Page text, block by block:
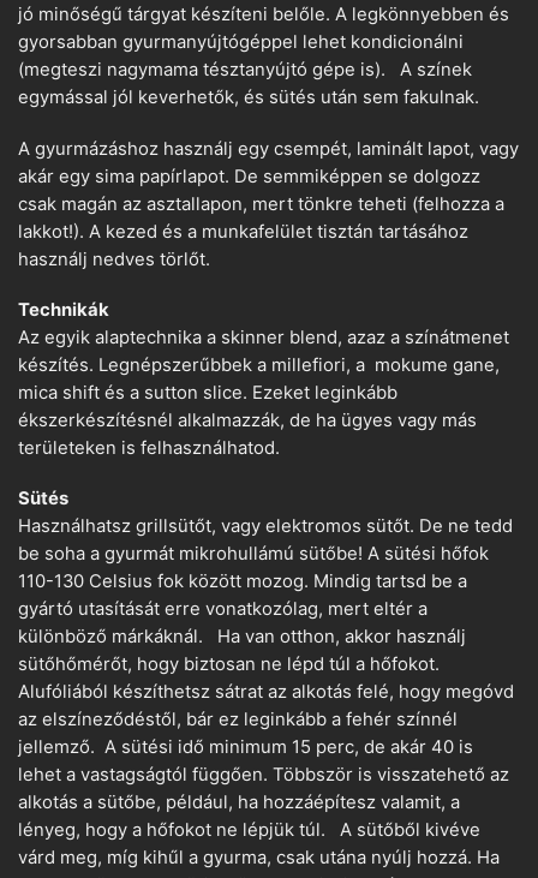
jó minőségű tárgyat készíteni belőle. A legkönnyebben és
gyorsabban gyurmanyújtógéppel lehet kondicionálni
(megteszi nagymama tésztanyújtó gépe is). A színek
egymással jól keverhetők, és sütés után sem fakulnak.
A gyurmázáshoz használj egy csempét, laminált lapot, vagy
akár egy sima papírlapot. De semmiképpen se dolgozz
csak magán az asztallapon, mert tönkre teheti (felhozza a
lakkot!). A kezed és a munkafelület tisztán tartásához
használj nedves törlőt.
Technikák
Az egyik alaptechnika a skinner blend, azaz a színátmenet
készítés. Legnépszerűbbek a millefiori, a mokume gane,
mica shift és a sutton slice. Ezeket leginkább
ékszerkészítésnél alkalmazzák, de ha ügyes vagy más
területeken is felhasználhatod.
Sütés
Használhatsz grillsütőt, vagy elektromos sütőt. De ne tedd
be soha a gyurmát mikrohullámú sütőbe! A sütési hőfok
110-130 Celsius fok között mozog. Mindig tartsd be a
gyártó utasítását erre vonatkozólag, mert eltér a
különböző márkáknál. Ha van otthon, akkor használj
sütőhőmérőt, hogy biztosan ne lépd túl a hőfokot.
Alufóliából készíthetsz sátrat az alkotás felé, hogy megóvd
az elszíneződéstől, bár ez leginkább a fehér színnél
jellemző. A sütési idő minimum 15 perc, de akár 40 is
lehet a vastagságtól függően. Többször is visszatehető az
alkotás a sütőbe, például, ha hozzáépítesz valamit, a
lényeg, hogy a hőfokot ne lépjük túl. A sütőből kivéve
várd meg, míg kihűl a gyurma, csak utána nyúlj hozzá. Ha